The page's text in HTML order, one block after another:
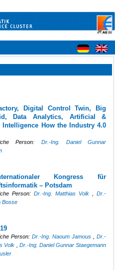
Digital Control Twin, Big
Data Analytics, Artificial &
Intelligence How the Industry 4.0
Person: Dr.-Ing. Daniel Gunnar
Kongress für
– Potsdam
Person:Dr.-Ing. Matthias Volk ,Dr.-
Bosse
Person:Dr.-Ing. Naoum Jamous ,Dr.-
Volk
Dr.-Ing. Daniel Gunnar Staegemann